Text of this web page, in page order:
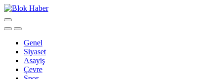
Genel
Siyaset
Asayiş
Çevre